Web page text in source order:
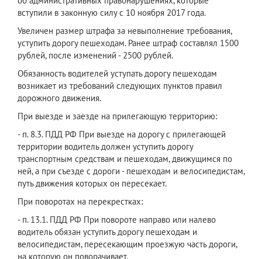
вступили в законную силу с 10 ноября 2017 года.
Увеличен размер штрафа за невыполнение требования,
уступить дорогу пешеходам. Ранее штраф составлял 1500
рублей, после изменений - 2500 рублей.
Обязанность водителей уступать дорогу пешеходам
возникает из требований следующих пунктов правил
дорожного движения.
При выезде и заезде на прилегающую территорию:
- п. 8.3. ПДД РФ При выезде на дорогу с прилегающей
территории водитель должен уступить дорогу
транспортным средствам и пешеходам, движущимся по
ней, а при съезде с дороги - пешеходам и велосипедистам,
путь движения которых он пересекает.
При поворотах на перекрестках:
- п. 13.1. ПДД РФ При повороте направо или налево
водитель обязан уступить дорогу пешеходам и
велосипедистам, пересекающим проезжую часть дороги,
на которую он поворачивает.